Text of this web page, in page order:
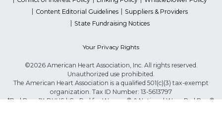
Content Editorial Guidelines
Suppliers & Providers
State Fundraising Notices
Your Privacy Rights
©2026 American Heart Association, Inc. All rights reserved.
Unauthorized use prohibited.
The American Heart Association is a qualified 501(c)(3) tax-exempt
organization. Tax ID Number: 13-5613797
*Red Dress™ DHHS | Go Red for Women® & National Wear Red Day®